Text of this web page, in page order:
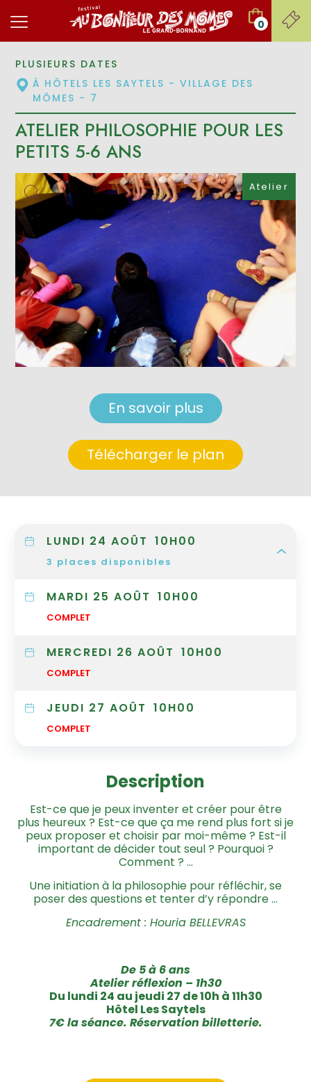
0
Télécharger le plan
En savoir plus
Atelier
PLUSIEURS DATES
À HÔTELS LES SAYTELS - VILLAGE DES
MÔMES - 7
ATELIER PHILOSOPHIE POUR LES
PETITS 5-6 ANS
LUNDI 24 AOÛT 10H00
3 places disponibles
MARDI 25 AOÛT 10H00
COMPLET
MERCREDI 26 AOÛT 10H00
COMPLET
JEUDI 27 AOÛT 10H00
COMPLET
Description
Est-ce que je peux inventer et créer pour être
plus heureux ? Est-ce que ça me rend plus fort si je
peux proposer et choisir par moi-même ? Est-il
important de décider tout seul ? Pourquoi ?
Comment ? …
Une initiation à la philosophie pour réfléchir, se
poser des questions et tenter d’y répondre …
Encadrement : Houria BELLEVRAS
De 5 à 6 ans
Atelier réflexion – 1h30
Du lundi 24 au jeudi 27 de 10h à 11h30
Hôtel Les Saytels
7€ la séance. Réservation billetterie.